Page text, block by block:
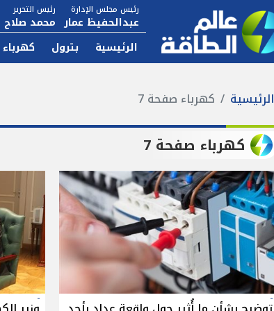
رئيس مجلس الإدارة
عبدالحفيظ عمار
رئيس التحرير
محمد صلاح
الرئيسية بترول كهرباء
الرئيسية كهرباء صفحة 7
كهرباء صفحة 7